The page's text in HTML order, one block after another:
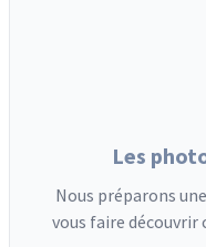
Les
Nous préparons
vous faire